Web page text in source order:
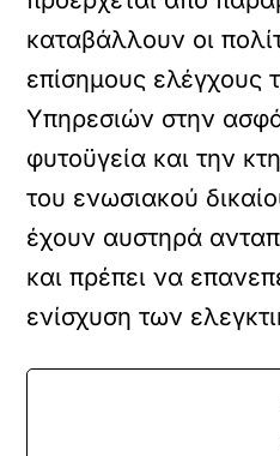
καταβάλλουν οι
επίσημους ελέγχους
Υπηρεσιών στην
φυτοϋγεία και την
του ενωσιακού
έχουν αυστηρά
και πρέπει να
ενίσχυση των